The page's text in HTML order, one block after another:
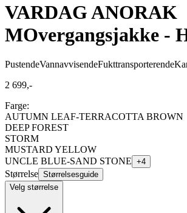
VARDAG ANORAK
MOvergangsjakke -
PustendeVannavvisendeFukttransporterende
2 699,-
Farge:
AUTUMN LEAF-TERRACOTTA BROWN
DEEP FOREST
STORM
MUSTARD YELLOW
UNCLE BLUE-SAND STONE +4
Størrelse Størrelsesguide
Velg størrelse